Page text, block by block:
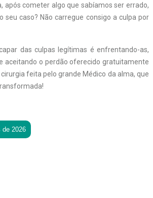
após cometer algo que sabíamos ser errado,
seu caso? Não carregue consigo a culpa por
das culpas legítimas é enfrentando-as,
aceitando o perdão oferecido gratuitamente
feita pelo grande Médico da alma, que
de 2026